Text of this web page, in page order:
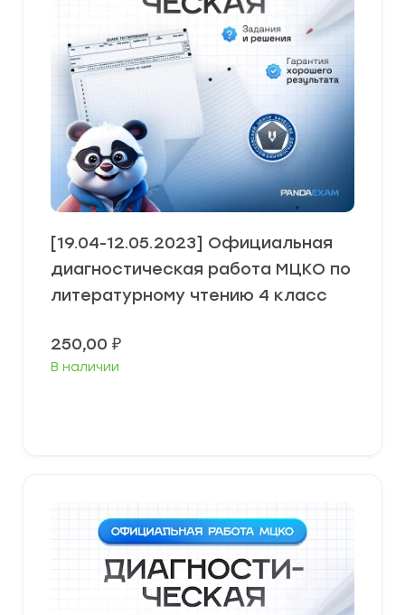
[19.04-12.05.2023] Официальная
диагностическая работа МЦКО по
литературному чтению 4 класс
250,00 ₽
В наличии